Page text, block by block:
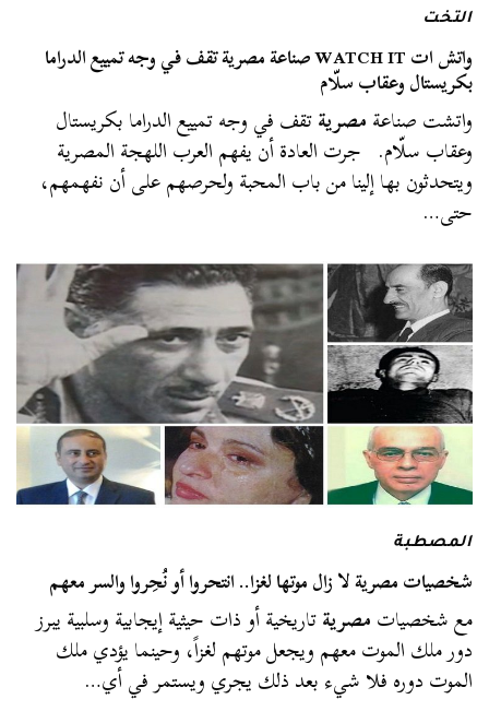
التخت
واتش ات WATCH IT صناعة مصرية تقف في وجه تمييع الدراما
بكريستال وعقاب سلّام
واتشت صناعةمصريةتقف في وجه تمييع الدراما بكريستال
وعقاب سلّام. جرت العادة أن يفهم العرب اللهجة المصرية
ويتحدثون بها إلينا من باب المحبة ولحرصهم على أن نفهمهم،
حتى…
المصطبة
شخصيات مصرية لا زال موتها لغزا.. انتحروا أو نُحِروا والسر معهم
مع شخصياتمصريةتاريخية أو ذات حيثية إيجابية وسلبية يبرز
دور ملك الموت معهم ويجعل موتهم لغزاً، وحينما يؤدي ملك
الموت دوره فلا شيء بعد ذلك يجري ويستمر في أي…